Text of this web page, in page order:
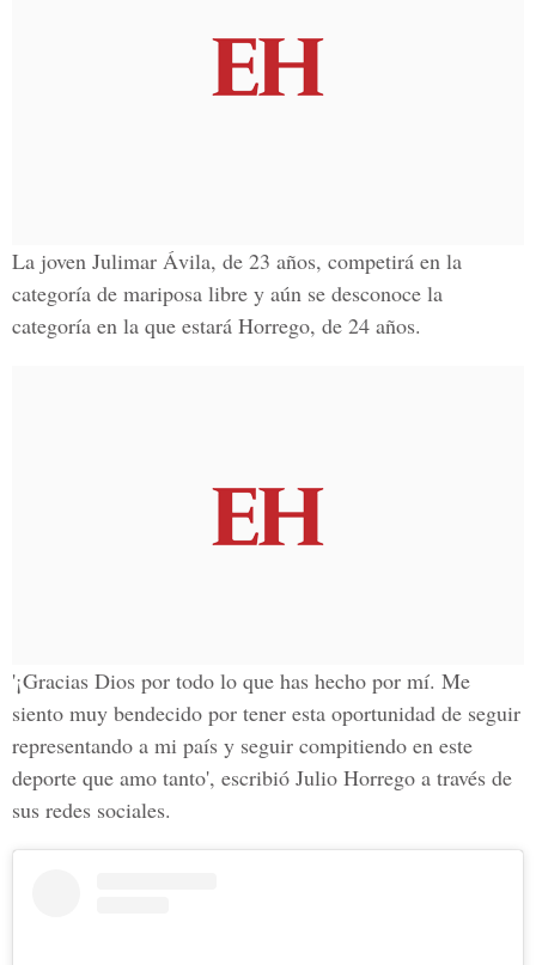
La joven Julimar Ávila, de 23 años, competirá en la
categoría de mariposa libre y aún se desconoce la
categoría en la que estará Horrego, de 24 años.
'¡Gracias Dios por todo lo que has hecho por mí. Me
siento muy bendecido por tener esta oportunidad de seguir
representando a mi país y seguir compitiendo en este
deporte que amo tanto', escribió Julio Horrego a través de
sus redes sociales.